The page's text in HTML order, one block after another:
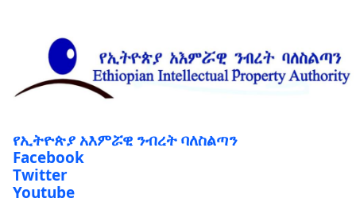
Facebook
Twitter
Youtube